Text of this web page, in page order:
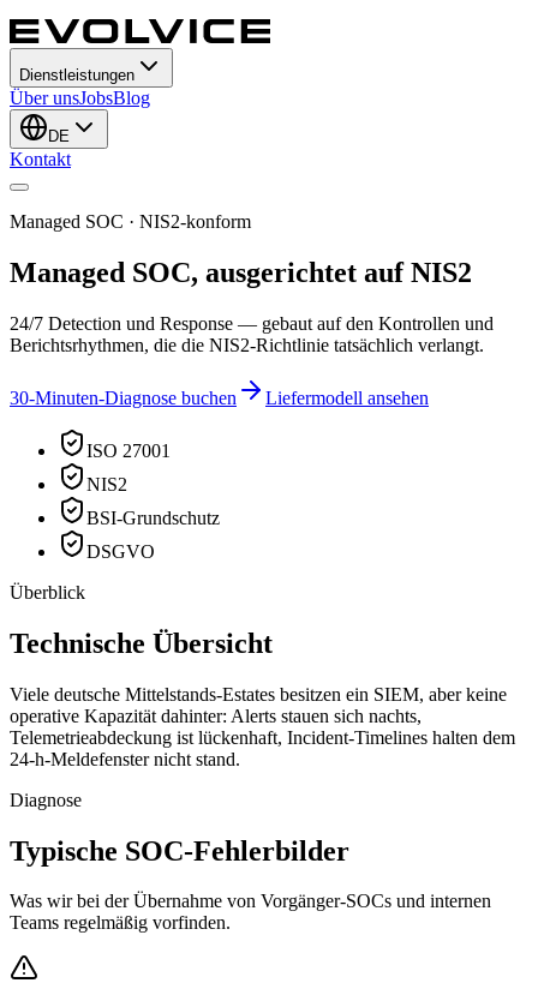
Dienstleistungen
Über unsJobsBlog
DE
Kontakt
Managed SOC · NIS2-konform
Managed SOC, ausgerichtet auf NIS2
24/7 Detection und Response — gebaut auf den Kontrollen und
Berichtsrhythmen, die die NIS2-Richtlinie tatsächlich verlangt.
30-Minuten-Diagnose buchen Liefermodell ansehen
ISO 27001
NIS2
BSI-Grundschutz
DSGVO
Überblick
Technische Übersicht
Viele deutsche Mittelstands-Estates besitzen ein SIEM, aber keine
operative Kapazität dahinter: Alerts stauen sich nachts,
Telemetrieabdeckung ist lückenhaft, Incident-Timelines halten dem
24-h-Meldefenster nicht stand.
Diagnose
Typische SOC-Fehlerbilder
Was wir bei der Übernahme von Vorgänger-SOCs und internen
Teams regelmäßig vorfinden.